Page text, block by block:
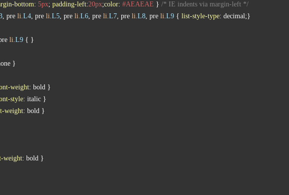
bottom: 5px; padding-left:20px;color: #AEAEAE } /* IE indents via margin-left */
, pre li.L4, pre li.L5, pre li.L6, pre li.L7, pre li.L8, pre li.L9 { list-style-type
li.L9
weight
style
weight
weight